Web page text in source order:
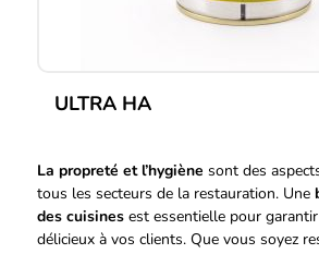
ULTRA HA
a
plusieurs
variations.
Les
La propreté et l’hygiène sont des
tous les secteurs de la restauration. Une
des cuisinesest essentielle pour
délicieux à vos clients. Que vous soyez